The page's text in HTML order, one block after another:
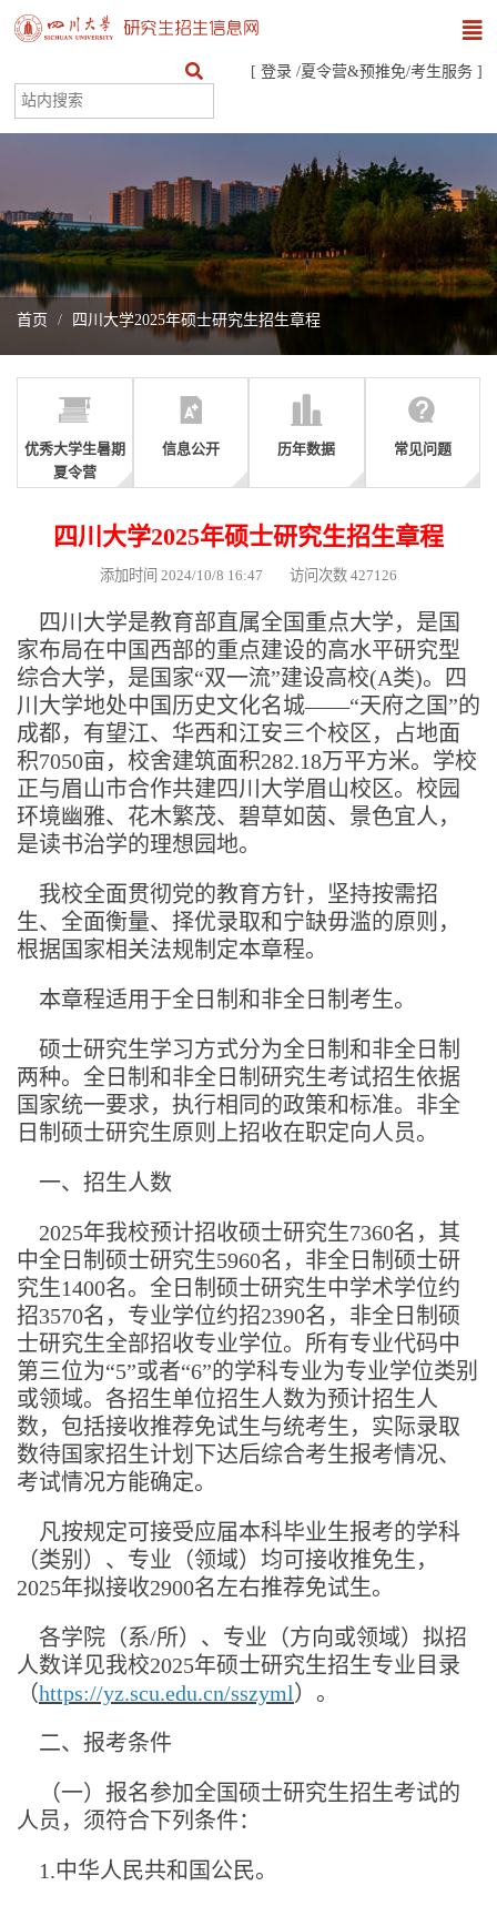
[ 登录 /夏令营&预推免/考生服务 ]
首页 四川大学2025年硕士研究生招生章程
优秀大学生暑期
夏令营
信息公开 历年数据 常见问题
四川大学2025年硕士研究生招生章程
添加时间 2024/10/8 16:47 访问次数 427126
四川大学是教育部直属全国重点大学，是国
家布局在中国西部的重点建设的高水平研究型
综合大学，是国家“双一流”建设高校(A类)。四
川大学地处中国历史文化名城——“天府之国”的
成都，有望江、华西和江安三个校区，占地面
积7050亩，校舍建筑面积282.18万平方米。学校
正与眉山市合作共建四川大学眉山校区。校园
环境幽雅、花木繁茂、碧草如茵、景色宜人，
是读书治学的理想园地。
我校全面贯彻党的教育方针，坚持按需招
生、全面衡量、择优录取和宁缺毋滥的原则，
根据国家相关法规制定本章程。
本章程适用于全日制和非全日制考生。
硕士研究生学习方式分为全日制和非全日制
两种。全日制和非全日制研究生考试招生依据
国家统一要求，执行相同的政策和标准。非全
日制硕士研究生原则上招收在职定向人员。
一、招生人数
2025年我校预计招收硕士研究生7360名，其
中全日制硕士研究生5960名，非全日制硕士研
究生1400名。全日制硕士研究生中学术学位约
招3570名，专业学位约招2390名，非全日制硕
士研究生全部招收专业学位。所有专业代码中
第三位为“5”或者“6”的学科专业为专业学位类别
或领域。各招生单位招生人数为预计招生人
数，包括接收推荐免试生与统考生，实际录取
数待国家招生计划下达后综合考生报考情况、
考试情况方能确定。
凡按规定可接受应届本科毕业生报考的学科
（类别）、专业（领域）均可接收推免生，
2025年拟接收2900名左右推荐免试生。
各学院（系/所）、专业（方向或领域）拟招
人数详见我校2025年硕士研究生招生专业目录
（https://yz.scu.edu.cn/sszyml）。
二、报考条件
（一）报名参加全国硕士研究生招生考试的
人员，须符合下列条件：
1.中华人民共和国公民。